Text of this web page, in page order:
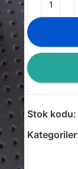
Stok kodu: